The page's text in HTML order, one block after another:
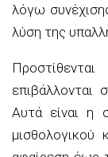
λόγω
λύση της
επιβάλλονται
Αυτά είναι η